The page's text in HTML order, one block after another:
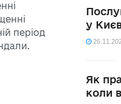
період
у
Як
коли